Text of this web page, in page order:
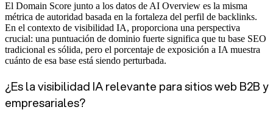
El Domain Score junto a los datos de AI Overview es la misma
métrica de autoridad basada en la fortaleza del perfil de backlinks.
En el contexto de visibilidad IA, proporciona una perspectiva
crucial: una puntuación de dominio fuerte significa que tu base SEO
tradicional es sólida, pero el porcentaje de exposición a IA muestra
cuánto de esa base está siendo perturbada.
¿Es la visibilidad IA relevante para sitios web B2B y
empresariales?